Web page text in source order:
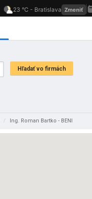
/ Ing. Roman Bartko - BENI